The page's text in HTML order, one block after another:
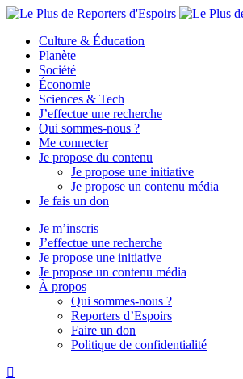
Culture & Éducation
Planète
Société
Économie
Sciences & Tech
J’effectue une recherche
Qui sommes-nous ?
Me connecter
Je propose du contenu
Je propose une initiative
Je propose un contenu média
Je fais un don
Je m’inscris
J’effectue une recherche
Je propose une initiative
Je propose un contenu média
À propos
Qui sommes-nous ?
Reporters d’Espoirs
Faire un don
Politique de confidentialité